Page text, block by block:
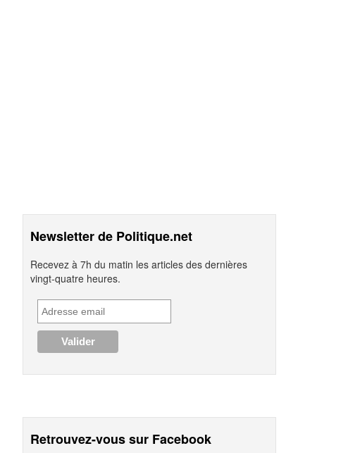
Newsletter de Politique.net
Recevez à 7h du matin les articles des dernières
vingt-quatre heures.
Retrouvez-vous sur Facebook